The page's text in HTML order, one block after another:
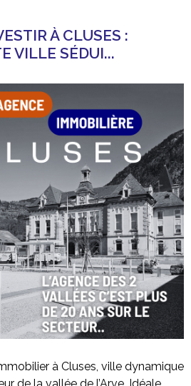
À CLUSES :
VILLE SÉDUI...
à Cluses, ville dynamique
de la vallée de l’Arve. Idéale